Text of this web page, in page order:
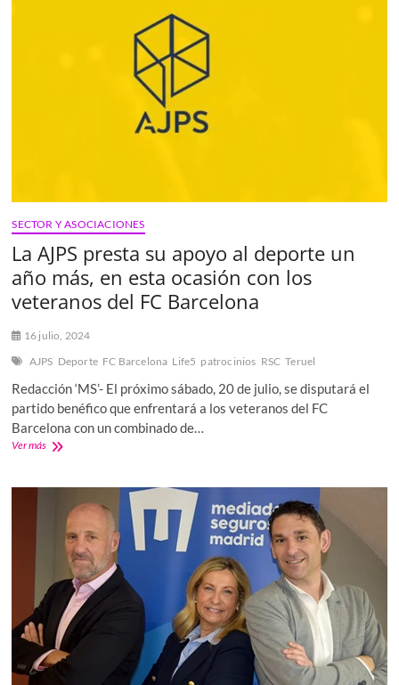
firmar
la
hipoteca
con
banco
SECTOR Y ASOCIACIONES
La AJPS presta su apoyo al deporte un
año más, en esta ocasión con los
veteranos del FC Barcelona
16 julio, 2024
AJPS Deporte FC Barcelona Life5 patrocinios RSC Teruel
Redacción ‘MS’- El próximo sábado, 20 de julio, se disputará el
partido benéfico que enfrentará a los veteranos del FC
Barcelona con un combinado de…
Ver másLa
apoyo
deporte
más,
esta
ocasión
con
los